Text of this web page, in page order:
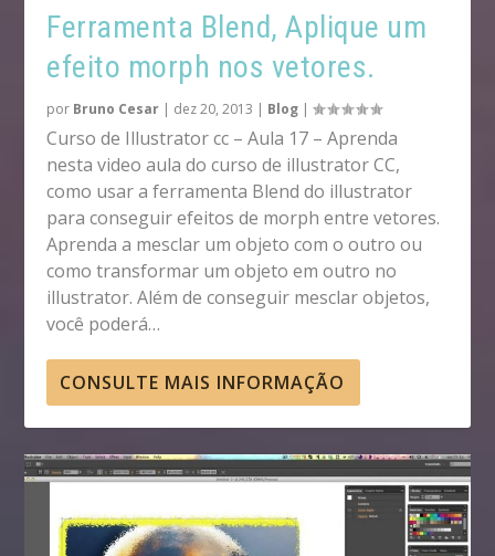
Ferramenta Blend, Aplique um
efeito morph nos vetores.
por Bruno Cesar | dez 20, 2013 | Blog |
Curso de Illustrator cc – Aula 17 – Aprenda
nesta video aula do curso de illustrator CC,
como usar a ferramenta Blend do illustrator
para conseguir efeitos de morph entre vetores.
Aprenda a mesclar um objeto com o outro ou
como transformar um objeto em outro no
illustrator. Além de conseguir mesclar objetos,
você poderá…
CONSULTE MAIS INFORMAÇÃO